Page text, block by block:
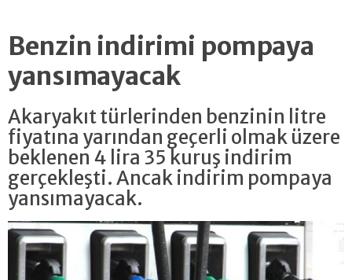
Benzin indirimi pompaya
yansımayacak
Akaryakıt türlerinden benzinin litre
fiyatına yarından geçerli olmak üzere
beklenen 4 lira 35 kuruş indirim
gerçekleşti. Ancak indirim pompaya
yansımayacak.